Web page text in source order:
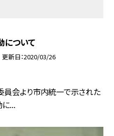
について
更新日 2020/03/26
員会より市内統一で示された
...